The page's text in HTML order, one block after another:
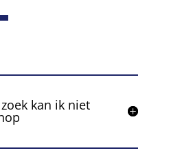
kan ik niet